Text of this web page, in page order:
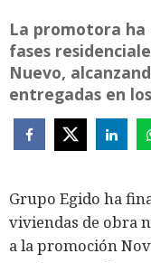
La promotora ha
fases
Nuevo,
entregadas en
Grupo Egido ha
viviendas de obra
a la promoción